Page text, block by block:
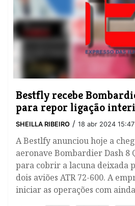
Bestfly recebe
para repor ligação
SHEILLA RIBEIRO / 18 abr 2024 15:47
A Bestlfy anunciou hoje a
aeronave Bombardier Dash 8
para cobrir a lacuna deixada
dois aviões ATR 72-600. A
iniciar as operações com